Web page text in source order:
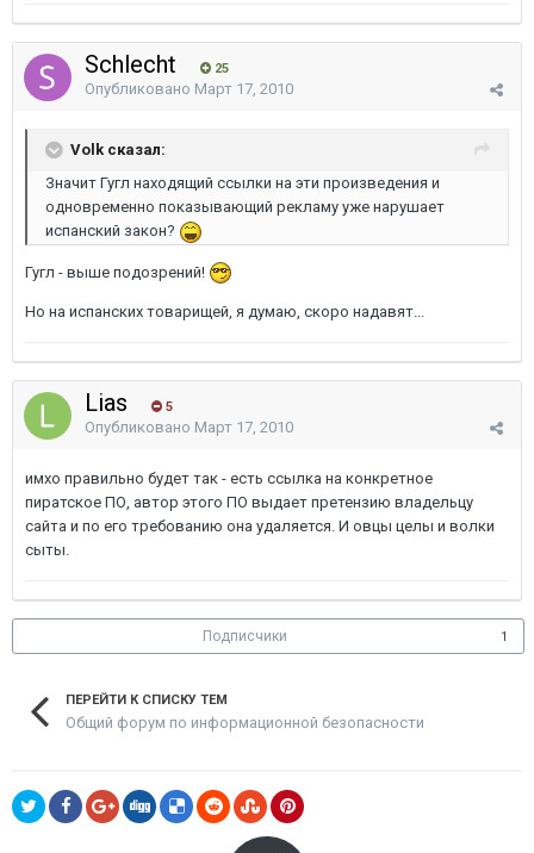
Schlecht 25
Опубликовано Март 17, 2010
Volk сказал:
Значит Гугл находящий ссылки на эти произведения и
одновременно показывающий рекламу уже нарушает
испанский закон?
Гугл - выше подозрений!
Но на испанских товарищей, я думаю, скоро надавят...
Lias 5
Опубликовано Март 17, 2010
имхо правильно будет так - есть ссылка на конкретное
пиратское ПО, автор этого ПО выдает претензию владельцу
сайта и по его требованию она удаляется. И овцы целы и волки
сыты.
Подписчики 1
ПЕРЕЙТИ К СПИСКУ ТЕМ
Общий форум по информационной безопасности